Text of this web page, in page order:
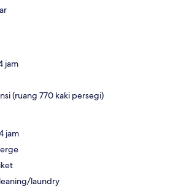
jam
(ruang 770 kaki persegi)
jam
laundry